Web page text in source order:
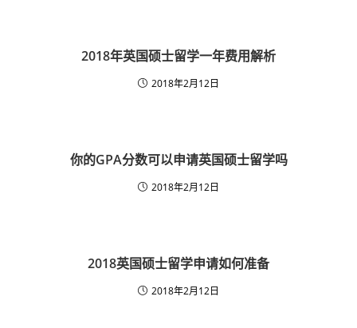
2018年英国硕士留学一年费用解析
2018年2月12日
你的GPA分数可以申请英国硕士留学吗
2018年2月12日
2018英国硕士留学申请如何准备
2018年2月12日